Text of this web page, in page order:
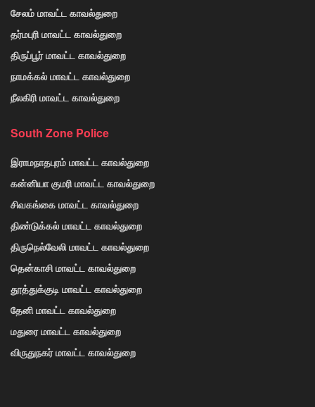
சேலம் மாவட்ட காவல்துறை
தர்மபுரி மாவட்ட காவல்துறை
திருப்பூர் மாவட்ட காவல்துறை
நாமக்கல் மாவட்ட காவல்துறை
நீலகிரி மாவட்ட காவல்துறை
South Zone Police
இராமநாதபுரம் மாவட்ட காவல்துறை
கன்னியா குமரி மாவட்ட காவல்துறை
சிவகங்கை மாவட்ட காவல்துறை
திண்டுக்கல் மாவட்ட காவல்துறை
திருநெல்வேலி மாவட்ட காவல்துறை
தென்காசி மாவட்ட காவல்துறை
தூத்துக்குடி மாவட்ட காவல்துறை
தேனி மாவட்ட காவல்துறை
மதுரை மாவட்ட காவல்துறை
விருதுநகர் மாவட்ட காவல்துறை